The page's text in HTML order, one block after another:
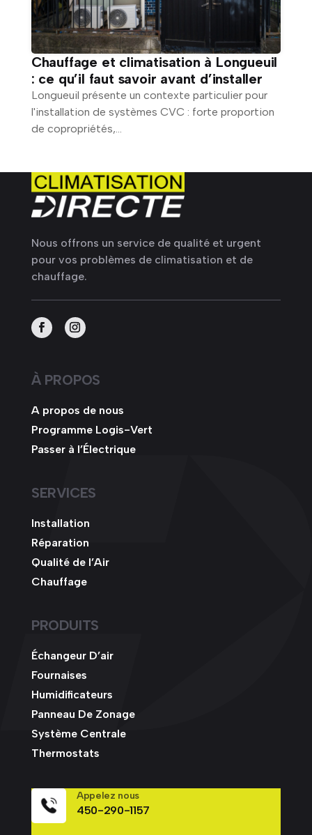
Chauffage et climatisation à Longueuil
: ce qu’il faut savoir avant d’installer
Longueuil présente un contexte particulier pour
l'installation de systèmes CVC : forte proportion
de copropriétés,...
Nous offrons un service de qualité et urgent
pour vos problèmes de climatisation et de
chauffage.
À PROPOS
A propos de nous
Programme Logis-Vert
Passer à l’Électrique
SERVICES
Installation
Réparation
Qualité de l’Air
Chauffage
PRODUITS
Échangeur D’air
Fournaises
Humidificateurs
Panneau De Zonage
Système Centrale
Thermostats
Appelez nous
450-290-1157